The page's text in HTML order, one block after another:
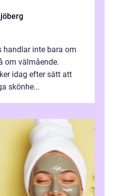
handlar inte bara om
om välmående.
idag efter sätt att
skönhe...